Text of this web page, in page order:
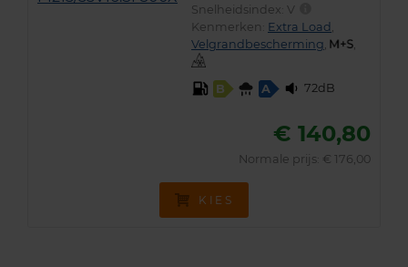
Snelheidsindex: V
Kenmerken: Extra Load
Velgrandbescherming
B A 72dB
€ 140,80
Normale prijs: € 176,00
KIES